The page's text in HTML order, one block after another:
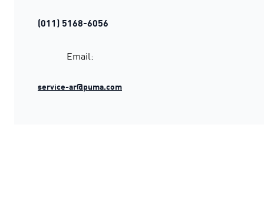
(011) 5168-6056
Email:
service-ar@puma.com